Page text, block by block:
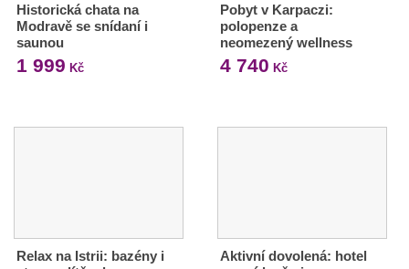
Historická chata na
Modravě se snídaní i
saunou
1 999 Kč
Pobyt v Karpaczi:
polopenze a
neomezený wellness
4 740 Kč
Relax na Istrii: bazény i
Aktivní dovolená: hotel